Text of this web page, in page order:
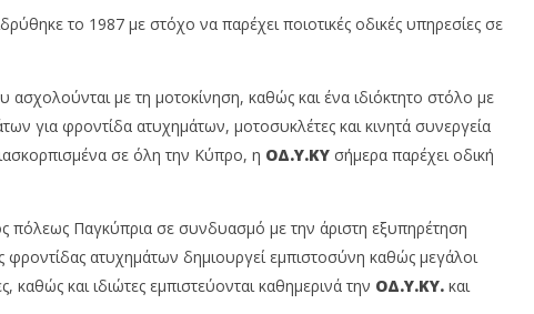
Insurance
News
το 1987 με στόχο να παρέχει ποιοτικές οδικές υπηρεσίες σε
με τη μοτοκίνηση, καθώς και ένα ιδιόκτητο στόλο με
για φροντίδα ατυχημάτων, μοτοσυκλέτες και κινητά συνεργεία
σε όλη την Κύπρο, η ΟΔ.Υ.ΚΥσήμερα παρέχει οδική
πόλεως Παγκύπρια σε συνδυασμό με την άριστη εξυπηρέτηση
ατυχημάτων δημιουργεί εμπιστοσύνη καθώς μεγάλοι
καθώς και ιδιώτες εμπιστεύονται καθημερινά την ΟΔ.Υ.ΚΥ.και